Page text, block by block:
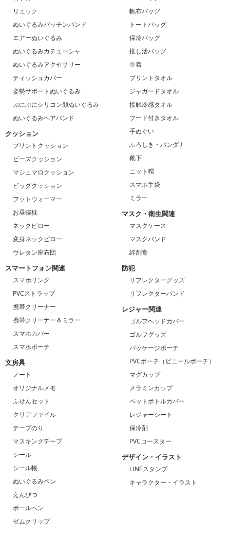
リュック
ぬいぐるみパッチンバンド
エアーぬいぐるみ
ぬいぐるみカチューシャ
ぬいぐるみアクセサリー
ティッシュカバー
姿勢サポートぬいぐるみ
ぷにぷにシリコン顔ぬいぐるみ
ぬいぐるみヘアバンド
クッション
プリントクッション
ビーズクッション
マシュマロクッション
ビッグクッション
フットウォーマー
お昼寝枕
ネックピロー
変身ネックピロー
ウレタン座布団
スマートフォン関連
スマホリング
PVCストラップ
携帯クリーナー
携帯クリーナー＆ミラー
スマホカバー
スマホポーチ
文房具
ノート
オリジナルメモ
ふせんセット
クリアファイル
テープのり
マスキングテープ
シール
シール帳
ぬいぐるみペン
えんぴつ
ボールペン
ゼムクリップ
帆布バッグ
トートバッグ
保冷バッグ
推し活バッグ
巾着
プリントタオル
ジャガードタオル
接触冷感タオル
フード付きタオル
手ぬぐい
ふろしき・バンダナ
靴下
ニット帽
スマホ手袋
ミラー
マスク・衛生関連
マスクケース
マスクバンド
絆創膏
防犯
リフレクターグッズ
リフレクターバンド
レジャー関連
ゴルフヘッドカバー
ゴルフグッズ
パッケージポーチ
PVCポーチ（ビニールポーチ）
マグカップ
メラミンカップ
ペットボトルカバー
レジャーシート
保冷剤
PVCコースター
デザイン・イラスト
LINEスタンプ
キャラクター・イラスト